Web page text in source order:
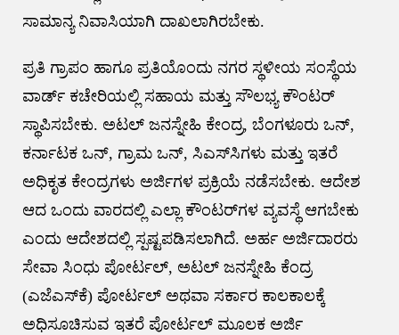
ಸಾಮಾನ್ಯ ನಿವಾಸಿಯಾಗಿ ದಾಖಲಾಗಿರಬೇಕು.
ಪ್ರತಿ ಗ್ರಾಪಂ ಹಾಗೂ ಪ್ರತಿಯೊಂದು ನಗರ ಸ್ಥಳೀಯ ಸಂಸ್ಥೆಯ
ವಾರ್ಡ್‌ ಕಚೇರಿಯಲ್ಲಿ ಸಹಾಯ ಮತ್ತು ಸೌಲಭ್ಯ ಕೌಂಟರ್‌
ಸ್ಥಾಪಿಸಬೇಕು. ಅಟಲ್‌ ಜನಸ್ನೇಹಿ ಕೇಂದ್ರ, ಬೆಂಗಳೂರು ಒನ್‌,
ಕರ್ನಾಟಕ ಒನ್‌, ಗ್ರಾಮ ಒನ್‌, ಸಿಎಸ್‌ಸಿಗಳು ಮತ್ತು ಇತರೆ
ಅಧಿಕೃತ ಕೇಂದ್ರಗಳು ಅರ್ಜಿಗಳ ಪ್ರಕ್ರಿಯೆ ನಡೆಸಬೇಕು. ಆದೇಶ
ಆದ ಒಂದು ವಾರದಲ್ಲಿ ಎಲ್ಲಾ ಕೌಂಟರ್‌ಗಳ ವ್ಯವಸ್ಥೆ ಆಗಬೇಕು
ಎಂದು ಆದೇಶದಲ್ಲಿ ಸ್ಪಷ್ಟಪಡಿಸಲಾಗಿದೆ. ಅರ್ಹ ಅರ್ಜಿದಾರರು
ಸೇವಾ ಸಿಂಧು ಪೋರ್ಟಲ್‌, ಅಟಲ್‌ ಜನಸ್ನೇಹಿ ಕೆಂದ್ರ
(ಎಜೆಎಸ್‌ಕೆ) ಪೋರ್ಟಲ್‌ ಅಥವಾ ಸರ್ಕಾರ ಕಾಲಕಾಲಕ್ಕೆ
ಅಧಿಸೂಚಿಸುವ ಇತರೆ ಪೋರ್ಟಲ್‌ ಮೂಲಕ ಅರ್ಜಿ